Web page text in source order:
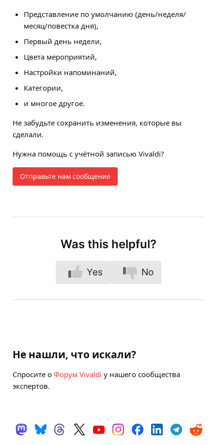
Представление по умолчанию (день/неделя/
месяц/повестка дня),
Первый день недели,
Цвета мероприятий,
Настройки напоминаний,
Категории,
и многое другое.
Не забудьте сохранить изменения, которые вы
сделали.
Нужна помощь с учётной записью Vivaldi?
Отправьте нам сообщение
Was this helpful?
Yes No
Не нашли, что искали?
Спросите о Форум Vivaldi у нашего сообщества
экспертов.